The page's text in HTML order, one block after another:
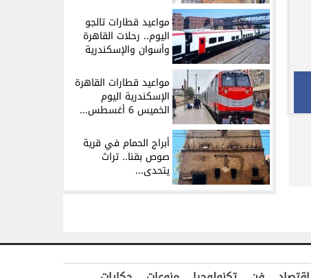
مواعيد قطارات تالجو
اليوم.. رحلات القاهرة
وأسوان والإسكندرية
مواعيد قطارات القاهرة
الإسكندرية اليوم
الخميس 6 أغسطس...
أبراج الحمام في قرية
صوص بقنا.. تراث
يتحدى...